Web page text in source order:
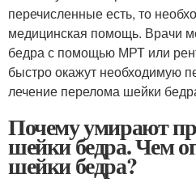
перечисленные есть, то
медицинская помощь. Врачи
бедра с помощью МРТ или
быстро окажут необходимую
лечение перелома шейки
Почему умирают
шейки бедра. Чем
шейки бедра?